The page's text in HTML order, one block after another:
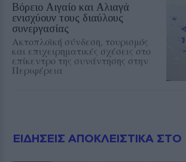
Βόρειο Αιγαίο και Αλιαγά
ενισχύουν τους διαύλους
συνεργασίας
Ακτοπλοϊκή σύνδεση, τουρισμός
και επιχειρηματικές σχέσεις στο
επίκεντρο της συνάντησης στην
Περιφέρεια
ΕΙΔΗΣΕΙΣ ΑΠΟΚΛΕΙΣΤΙΚΑ ΣΤΟ